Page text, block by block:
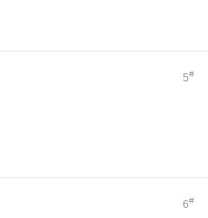
5#
6#